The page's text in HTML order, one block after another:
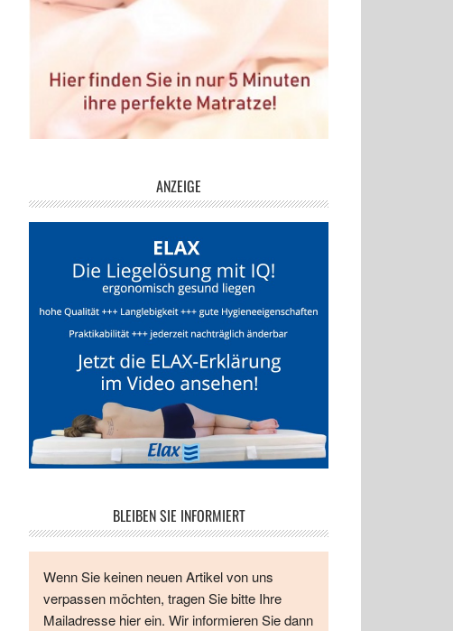
ANZEIGE
BLEIBEN SIE INFORMIERT
Wenn Sie keinen neuen Artikel von uns
verpassen möchten, tragen Sie bitte Ihre
Mailadresse hier ein. Wir informieren Sie dann